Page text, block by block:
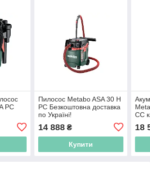
PC
по
Пилосос Metabo ASA 30 H
PC Безкоштовна доставка
по Україні!
14 888₴
Купити
CC
18